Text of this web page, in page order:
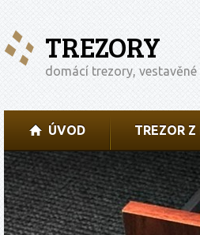
TREZORY
domácí trezory,
ÚVOD TREZOR Z